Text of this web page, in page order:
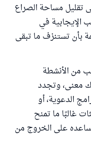
تقليل مساحة الصراع
الإيجابية في
بأن تستنزف ما تبقى
من الأنشطة
معنى، وتجدد
الدعوية، أو
غالبًا ما تمنح
على الخروج من